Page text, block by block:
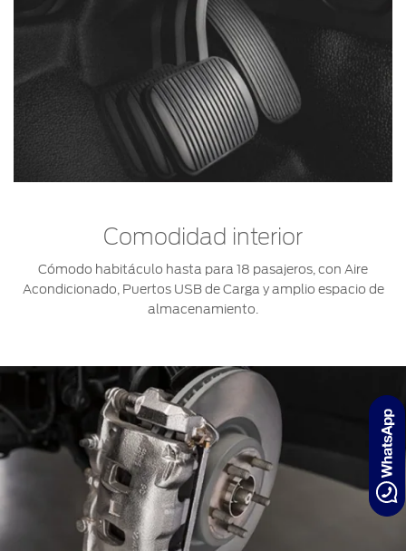
Comodidad interior
Cómodo habitáculo hasta para 18 pasajeros, con Aire
Acondicionado, Puertos USB de Carga y amplio espacio de
almacenamiento.